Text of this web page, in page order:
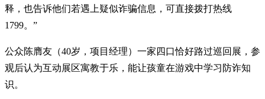
释，也告诉他们若遇上疑似诈骗信息，可直接拨打热线
1799。”
公众陈膺友（40岁，项目经理）一家四口恰好路过巡回展，参
观后认为互动展区寓教于乐，能让孩童在游戏中学习防诈知
识。